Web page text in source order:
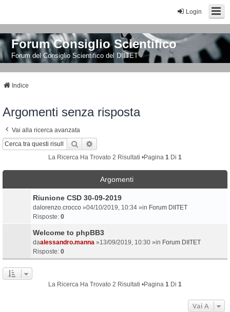
Login
Forum Consiglio Scientifico
Forum del Consiglio Scientifico del DIITET
Indice
Argomenti senza risposta
Vai alla ricerca avanzata
Cerca
La Ricerca Ha Trovato 2 Risultati •Pagina 1 Di 1
Argomenti
Riunione CSD 30-09-2019
da lorenzo.crocco »04/10/2019, 10:34 »in Forum DIITET
Risposte: 0
Welcome to phpBB3
daalessandro.manna »13/09/2019, 10:30 »in Forum DIITET
Risposte: 0
La Ricerca Ha Trovato 2 Risultati •Pagina 1 Di 1
Vai A